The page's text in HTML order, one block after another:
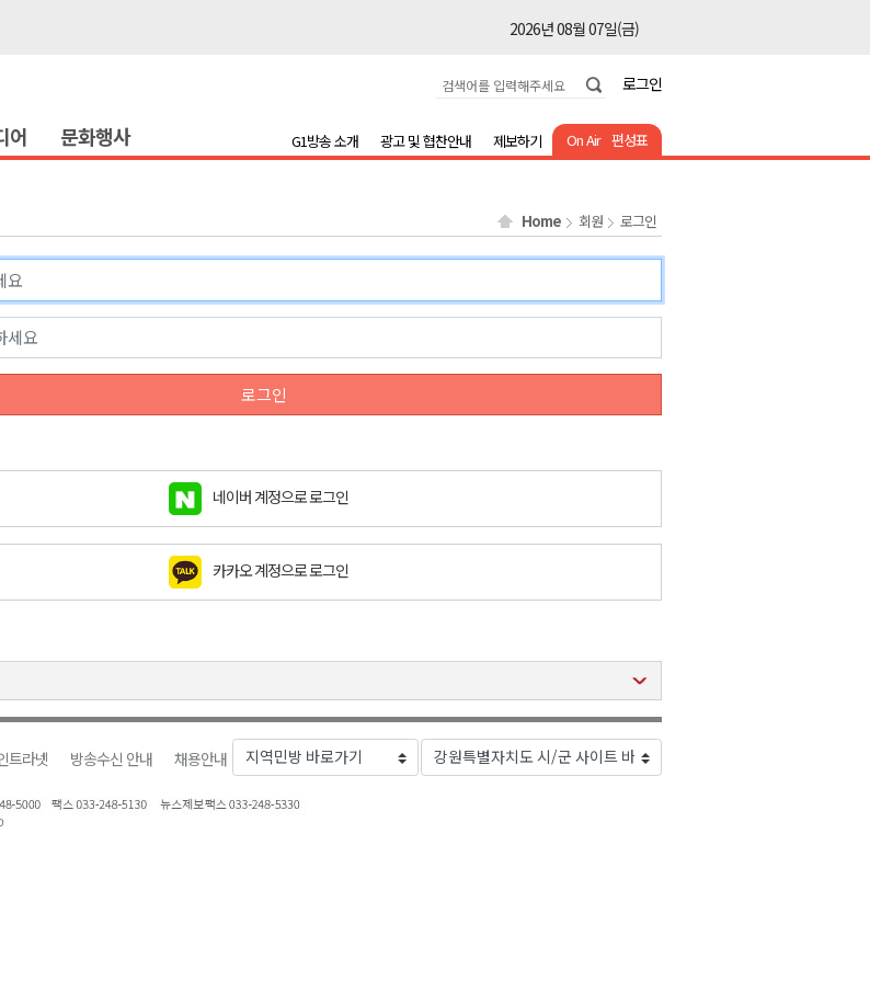
2026년 08월 07일(금)
2026년 08월 07일(금)
2026년 08월 07일(금)
2026년 08월 07일(금)
2026년 08월 07일(금)
2026년 08월 07일(금)
2026년 08월 07일(금)
2026년 08월 07일(금)
로그인
어 문화행사 On Air 편성표
G1방송 소개 광고 및 협찬안내 제보하기
Home 회원 로그인
로그인
네이버 계정으로 로그인
카카오 계정으로 로그인
트라넷 방송수신 안내 채용안내